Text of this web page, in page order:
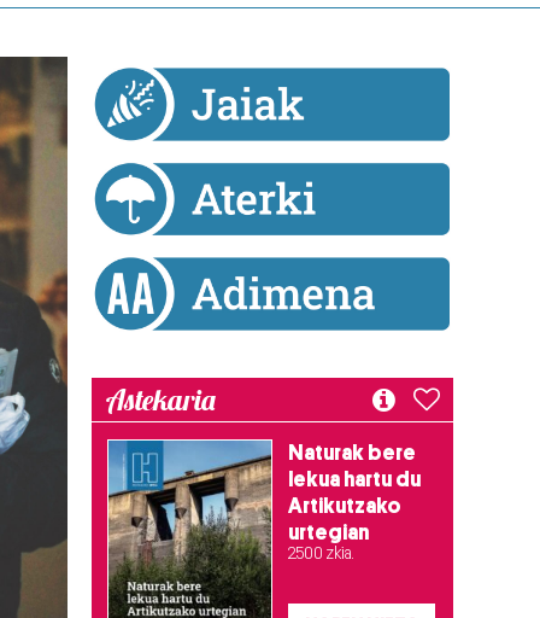
Astekaria
Naturak bere
lekua hartu du
Artikutzako
urtegian
2.500 zkia.